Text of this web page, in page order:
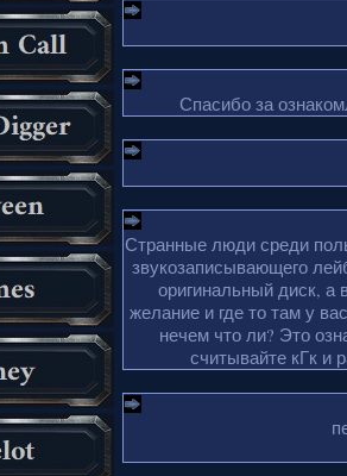
Спасибо за
Странные люди среди
звукозаписывающего
оригинальный диск, а
желание и где то там у
нечем что ли? Это
считывайте кГк и